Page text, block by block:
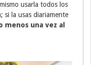
usarla todos los
si la usas diariamente
menos una vez al